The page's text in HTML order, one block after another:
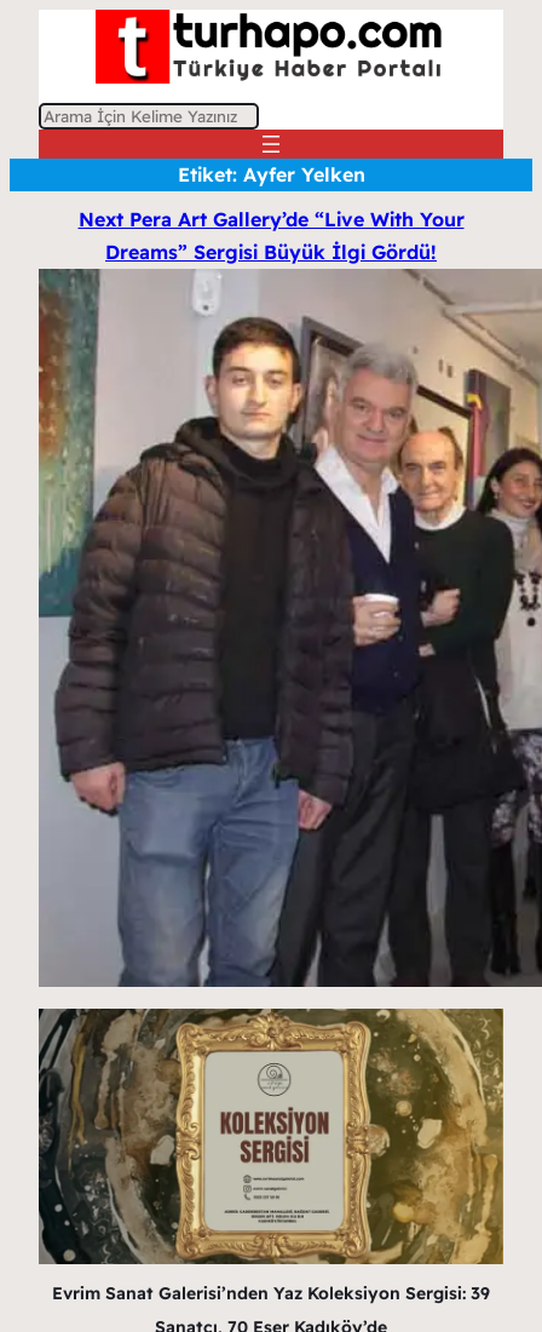
A
Etiket: Ayfer Yelken
Next Pera Art Gallery’de “Live With Your
Dreams” Sergisi Büyük İlgi Gördü!
Evrim Sanat Galerisi’nden Yaz Koleksiyon Sergisi: 39
Sanatçı, 70 Eser Kadıköy’de